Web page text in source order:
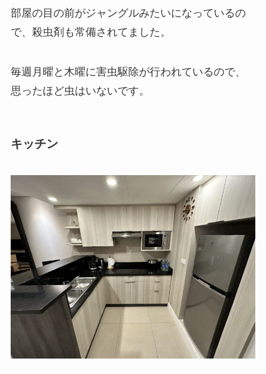
部屋の目の前がジャングルみたいになっているの
で、殺虫剤も常備されてました。
毎週月曜と木曜に害虫駆除が行われているので、
思ったほど虫はいないです。
キッチン